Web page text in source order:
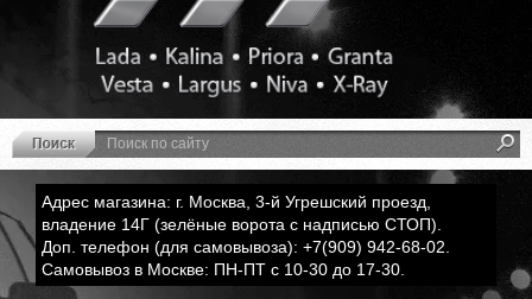
Адрес магазина: г. Москва, 3-й Угрешский проезд,
владение 14Г (зелёные ворота с надписью СТОП).
Доп. телефон (для самовывоза): +7(909) 942-68-02.
Самовывоз в Москве: ПН-ПТ с 10-30 до 17-30.